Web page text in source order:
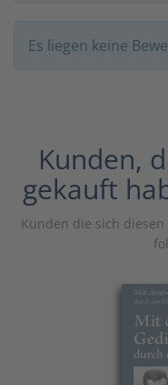
Es liegen keine
Kunden,
gekauft
Kunden die sich